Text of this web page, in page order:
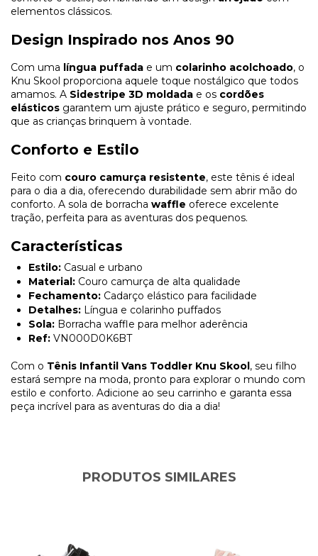
elementos clássicos.
Design Inspirado nos Anos 90
Com uma língua puffada e um colarinho acolchoado, o
Knu Skool proporciona aquele toque nostálgico que todos
amamos. A Sidestripe 3D moldada e os cordões
elásticos garantem um ajuste prático e seguro, permitindo
que as crianças brinquem à vontade.
Conforto e Estilo
Feito com couro camurça resistente, este tênis é ideal
para o dia a dia, oferecendo durabilidade sem abrir mão do
conforto. A sola de borracha waffle oferece excelente
tração, perfeita para as aventuras dos pequenos.
Características
Estilo: Casual e urbano
Material: Couro camurça de alta qualidade
Fechamento: Cadarço elástico para facilidade
Detalhes: Língua e colarinho puffados
Sola: Borracha waffle para melhor aderência
Ref: VN000D0K6BT
Com o Tênis Infantil Vans Toddler Knu Skool, seu filho
estará sempre na moda, pronto para explorar o mundo com
estilo e conforto. Adicione ao seu carrinho e garanta essa
peça incrível para as aventuras do dia a dia!
PRODUTOS SIMILARES